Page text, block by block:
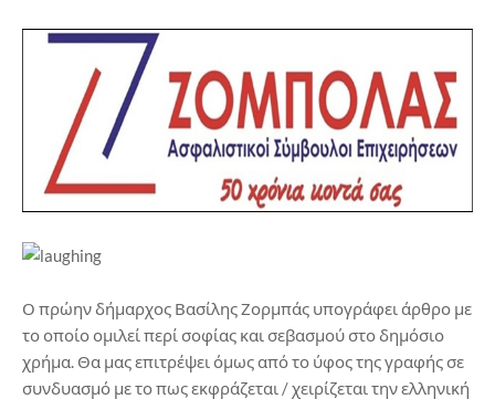
Ο πρώην δήμαρχος Βασίλης Ζορμπάς υπογράφει άρθρο με
το οποίο ομιλεί περί σοφίας και σεβασμού στο δημόσιο
χρήμα. Θα μας επιτρέψει όμως από το ύφος της γραφής σε
συνδυασμό με το πως εκφράζεται / χειρίζεται την ελληνική